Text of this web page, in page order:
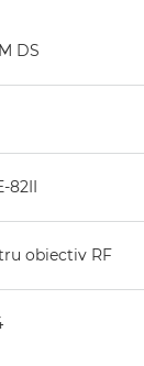
DS
82II
obiectiv RF